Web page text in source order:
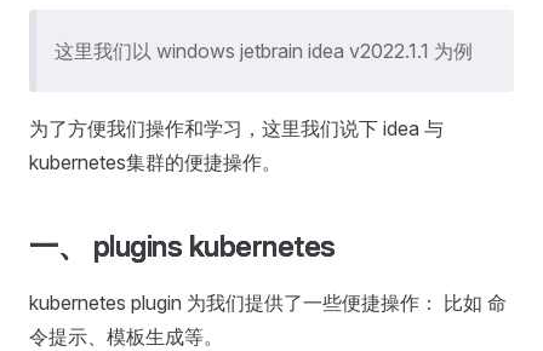
这里我们以 windows jetbrain idea v2022.1.1 为例
为了方便我们操作和学习，这里我们说下 idea 与
kubernetes集群的便捷操作。
一、 plugins kubernetes
kubernetes plugin 为我们提供了一些便捷操作： 比如 命
令提示、模板生成等。